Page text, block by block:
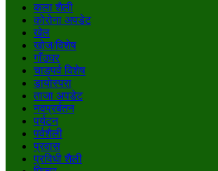
कला शैली
कोरोना अपडेट
खेल
खोज/विशेष
गाँउघर
चाडपर्व विशेष
डायाेस्परा
ताजा अपडेट
नवप्रर्बतन
पर्यटन
पर्वशैली
प्रवास
प्रविधी शैली